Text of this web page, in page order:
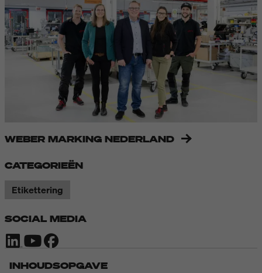
WEBER MARKING NEDERLAND
CATEGORIEËN
Etikettering
SOCIAL MEDIA
INHOUDSOPGAVE